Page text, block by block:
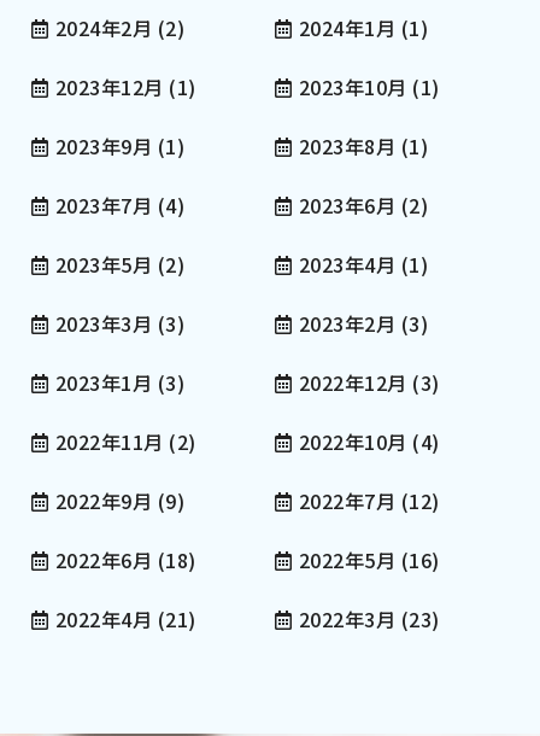
2024年2月 (2) 2024年1月 (1)
2023年12月 (1) 2023年10月 (1)
2023年9月 (1) 2023年8月 (1)
2023年7月 (4) 2023年6月 (2)
2023年5月 (2) 2023年4月 (1)
2023年3月 (3) 2023年2月 (3)
2023年1月 (3) 2022年12月 (3)
2022年11月 (2) 2022年10月 (4)
2022年9月 (9) 2022年7月 (12)
2022年6月 (18) 2022年5月 (16)
2022年4月 (21) 2022年3月 (23)